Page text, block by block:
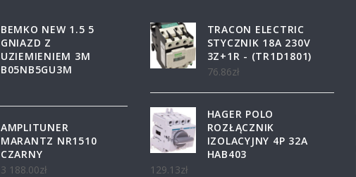
BEMKO NEW 1.5 5
GNIAZD Z
UZIEMIENIEM 3M
B05NB5GU3M
AMPLITUNER
MARANTZ NR1510
CZARNY
3 188.00zł
TRACON ELECTRIC
STYCZNIK 18A 230V
3Z+1R - (TR1D1801)
76.86zł
HAGER POLO
ROZŁĄCZNIK
IZOLACYJNY 4P 32A
HAB403
129.13zł